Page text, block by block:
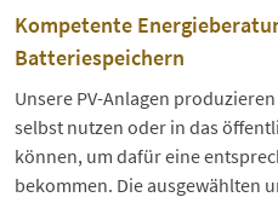
Kompetente
Batteriespeichern
Unsere PV-Anlagen
selbst nutzen oder in das
können, um dafür eine
bekommen. Die ausgewählten